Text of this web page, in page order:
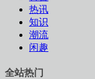
热讯
知识
潮流
闲趣
全站热门